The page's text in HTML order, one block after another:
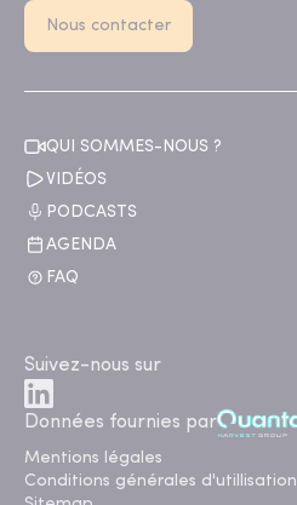
Nous contacter
QUI SOMMES-NOUS ?
VIDÉOS
PODCASTS
AGENDA
FAQ
Suivez-nous sur
Données fournies par
Mentions légales
Conditions générales d'utillisation